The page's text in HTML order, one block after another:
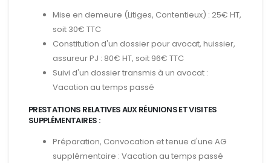
Mise en demeure (Litiges, Contentieux) : 25€ HT,
soit 30€ TTC
Constitution d'un dossier pour avocat, huissier,
assureur PJ : 80€ HT, soit 96€ TTC
Suivi d'un dossier transmis à un avocat :
Vacation au temps passé
PRESTATIONS RELATIVES AUX RÉUNIONS ET VISITES
SUPPLÉMENTAIRES :
Préparation, Convocation et tenue d'une AG
supplémentaire : Vacation au temps passé